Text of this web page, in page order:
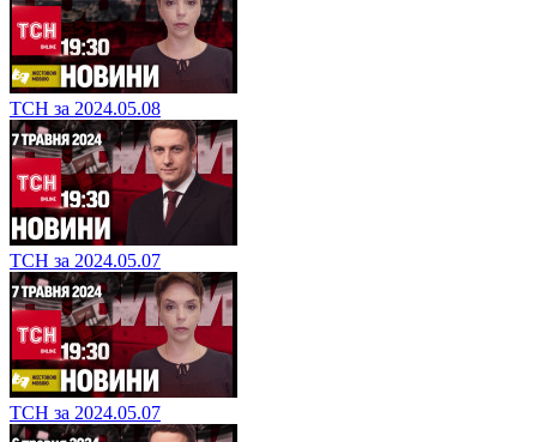
ТСН за 2024.05.08
ТСН за 2024.05.07
ТСН за 2024.05.07